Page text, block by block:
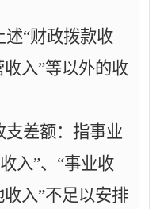
“财政拨款收
收入”等以外的收
支差额：指事业
入”、“事业收
收入”不足以安排